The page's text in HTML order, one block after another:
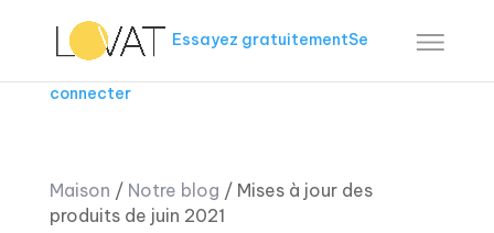
Essayez gratuitementSe
connecter
Maison / Notre blog / Mises à jour des
produits de juin 2021